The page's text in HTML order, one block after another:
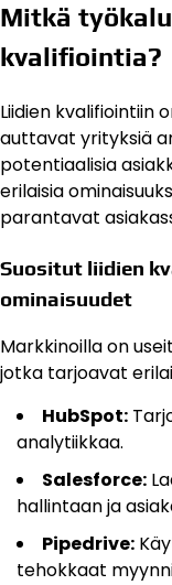
Mitkä
kvalifiointia?
Liidien kvalifiointiin
auttavat yrityksiä
potentiaalisia
erilaisia
parantavat
Suositut liidien
ominaisuudet
Markkinoilla on
jotka tarjoavat
HubSpot:
analytiikkaa.
Salesforce:
hallintaan ja
Pipedrive:
tehokkaat